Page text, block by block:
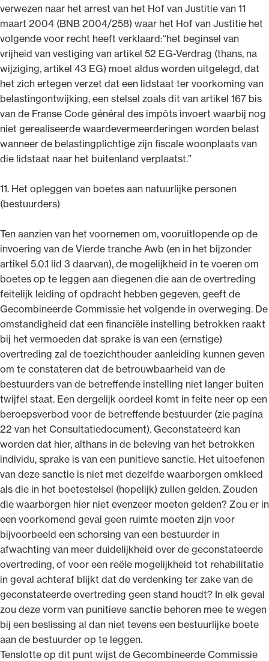
verwezen naar het arrest van het Hof van Justitie van 11
maart 2004 (BNB 2004/258) waar het Hof van Justitie het
volgende voor recht heeft verklaard:“het beginsel van
vrijheid van vestiging van artikel 52 EG-Verdrag (thans, na
wijziging, artikel 43 EG) moet aldus worden uitgelegd, dat
het zich ertegen verzet dat een lidstaat ter voorkoming van
belastingontwijking, een stelsel zoals dit van artikel 167 bis
van de Franse Code général des impôts invoert waarbij nog
niet gerealiseerde waardevermeerderingen worden belast
wanneer de belastingplichtige zijn fiscale woonplaats van
die lidstaat naar het buitenland verplaatst.”
11. Het opleggen van boetes aan natuurlijke personen
(bestuurders)
Ten aanzien van het voornemen om, vooruitlopende op de
invoering van de Vierde tranche Awb (en in het bijzonder
artikel 5.0.1 lid 3 daarvan), de mogelijkheid in te voeren om
boetes op te leggen aan diegenen die aan de overtreding
feitelijk leiding of opdracht hebben gegeven, geeft de
Gecombineerde Commissie het volgende in overweging. De
omstandigheid dat een financiële instelling betrokken raakt
bij het vermoeden dat sprake is van een (ernstige)
overtreding zal de toezichthouder aanleiding kunnen geven
om te constateren dat de betrouwbaarheid van de
bestuurders van de betreffende instelling niet langer buiten
twijfel staat. Een dergelijk oordeel komt in feite neer op een
beroepsverbod voor de betreffende bestuurder (zie pagina
22 van het Consultatiedocument). Geconstateerd kan
worden dat hier, althans in de beleving van het betrokken
individu, sprake is van een punitieve sanctie. Het uitoefenen
van deze sanctie is niet met dezelfde waarborgen omkleed
als die in het boetestelsel (hopelijk) zullen gelden. Zouden
die waarborgen hier niet evenzeer moeten gelden? Zou er in
een voorkomend geval geen ruimte moeten zijn voor
bijvoorbeeld een schorsing van een bestuurder in
afwachting van meer duidelijkheid over de geconstateerde
overtreding, of voor een reële mogelijkheid tot rehabilitatie
in geval achteraf blijkt dat de verdenking ter zake van de
geconstateerde overtreding geen stand houdt? In elk geval
zou deze vorm van punitieve sanctie behoren mee te wegen
bij een beslissing al dan niet tevens een bestuurlijke boete
aan de bestuurder op te leggen.
Tenslotte op dit punt wijst de Gecombineerde Commissie